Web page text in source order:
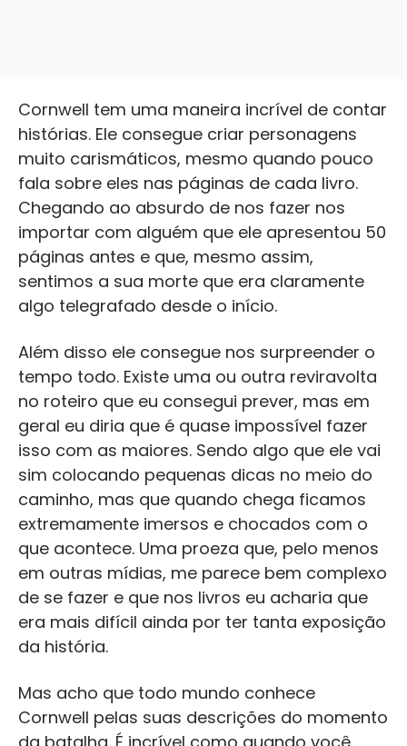
Cornwell tem uma maneira incrível de contar
histórias. Ele consegue criar personagens
muito carismáticos, mesmo quando pouco
fala sobre eles nas páginas de cada livro.
Chegando ao absurdo de nos fazer nos
importar com alguém que ele apresentou 50
páginas antes e que, mesmo assim,
sentimos a sua morte que era claramente
algo telegrafado desde o início.
Além disso ele consegue nos surpreender o
tempo todo. Existe uma ou outra reviravolta
no roteiro que eu consegui prever, mas em
geral eu diria que é quase impossível fazer
isso com as maiores. Sendo algo que ele vai
sim colocando pequenas dicas no meio do
caminho, mas que quando chega ficamos
extremamente imersos e chocados com o
que acontece. Uma proeza que, pelo menos
em outras mídias, me parece bem complexo
de se fazer e que nos livros eu acharia que
era mais difícil ainda por ter tanta exposição
da história.
Mas acho que todo mundo conhece
Cornwell pelas suas descrições do momento